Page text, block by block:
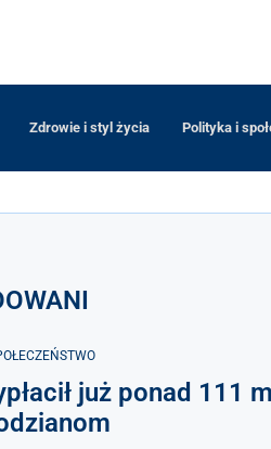
Zdrowie i styl życia Polityka i
już ponad 111